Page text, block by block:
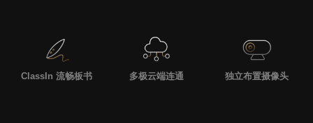
ClassIn 流畅板书 多极云端连通 独立布置摄像头